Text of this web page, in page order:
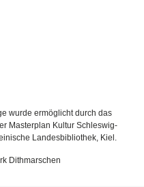
wurde ermöglicht durch das
Masterplan Kultur Schleswig-
Landesbibliothek, Kiel.
Dithmarschen